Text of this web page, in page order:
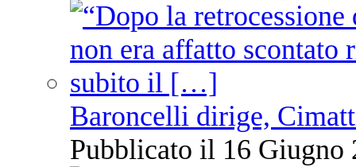
Baroncelli dirige,
Pubblicato il 16 Giugno